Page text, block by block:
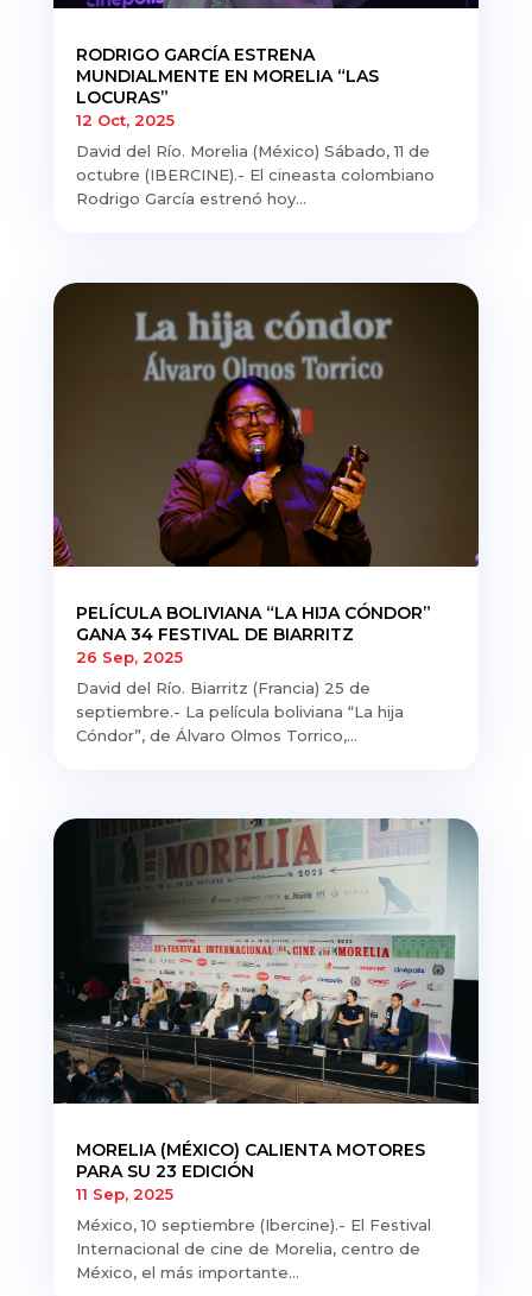
RODRIGO GARCÍA ESTRENA
MUNDIALMENTE EN MORELIA “LAS
LOCURAS”
12 Oct, 2025
David del Río. Morelia (México) Sábado, 11 de
octubre (IBERCINE).- El cineasta colombiano
Rodrigo García estrenó hoy...
PELÍCULA BOLIVIANA “LA HIJA CÓNDOR”
GANA 34 FESTIVAL DE BIARRITZ
26 Sep, 2025
David del Río. Biarritz (Francia) 25 de
septiembre.- La película boliviana “La hija
Cóndor”, de Álvaro Olmos Torrico,...
MORELIA (MÉXICO) CALIENTA MOTORES
PARA SU 23 EDICIÓN
11 Sep, 2025
México, 10 septiembre (Ibercine).- El Festival
Internacional de cine de Morelia, centro de
México, el más importante...